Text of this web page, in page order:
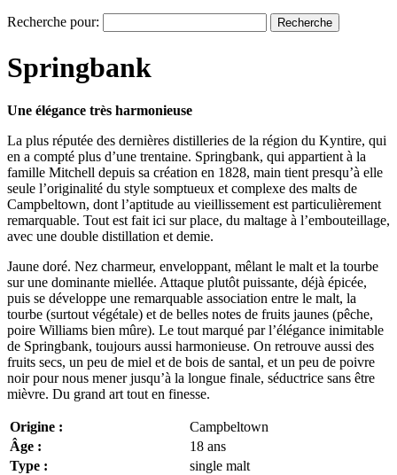
Recherche pour:
Springbank
Une élégance très harmonieuse
La plus réputée des dernières distilleries de la région du Kyntire, qui
en a compté plus d’une trentaine. Springbank, qui appartient à la
famille Mitchell depuis sa création en 1828, main tient presqu’à elle
seule l’originalité du style somptueux et complexe des malts de
Campbeltown, dont l’aptitude au vieillissement est particulièrement
remarquable. Tout est fait ici sur place, du maltage à l’embouteillage,
avec une double distillation et demie.
Jaune doré. Nez charmeur, enveloppant, mêlant le malt et la tourbe
sur une dominante miellée. Attaque plutôt puissante, déjà épicée,
puis se développe une remarquable association entre le malt, la
tourbe (surtout végétale) et de belles notes de fruits jaunes (pêche,
poire Williams bien mûre). Le tout marqué par l’élégance inimitable
de Springbank, toujours aussi harmonieuse. On retrouve aussi des
fruits secs, un peu de miel et de bois de santal, et un peu de poivre
noir pour nous mener jusqu’à la longue finale, séductrice sans être
mièvre. Du grand art tout en finesse.
Origine :
Campbeltown
Âge :
18 ans
Type :
single malt